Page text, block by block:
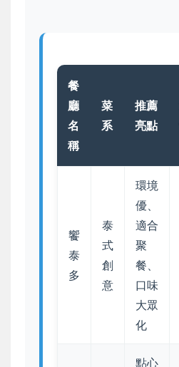
餐
廳
名
稱
菜
系
推薦
亮點
饗
泰
多
泰
式
創
意
環境
優、
適合
聚
餐、
口味
大眾
化
點心